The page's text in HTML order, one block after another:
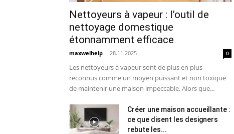
Nettoyeurs à vapeur : l’outil de
nettoyage domestique
étonnamment efficace
maxwelhelp - 28.11.2025 0
Les nettoyeurs à vapeur sont de plus en plus
reconnus comme un moyen puissant et non toxique
de maintenir une maison impeccable. Alors que...
Créer une maison accueillante :
ce que disent les designers
rebute les...